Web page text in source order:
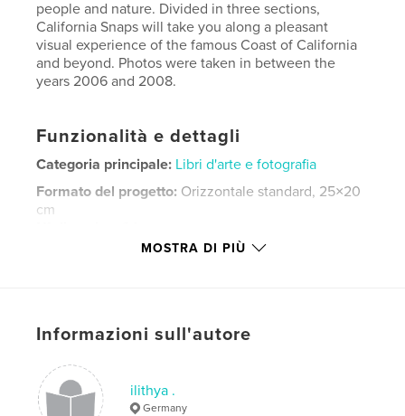
people and nature. Divided in three sections,
California Snaps will take you along a pleasant
visual experience of the famous Coast of California
and beyond. Photos were taken in between the
years 2006 and 2008.
Funzionalità e dettagli
Categoria principale: Libri d'arte e fotografia
Formato del progetto: Orizzontale standard, 25×20
cm
Data di pubblicazione: ago 27, 2008
art , animals , nature ,
landscapes
MOSTRA DI PIÙ
Informazioni sull'autore
ilithya .
Germany